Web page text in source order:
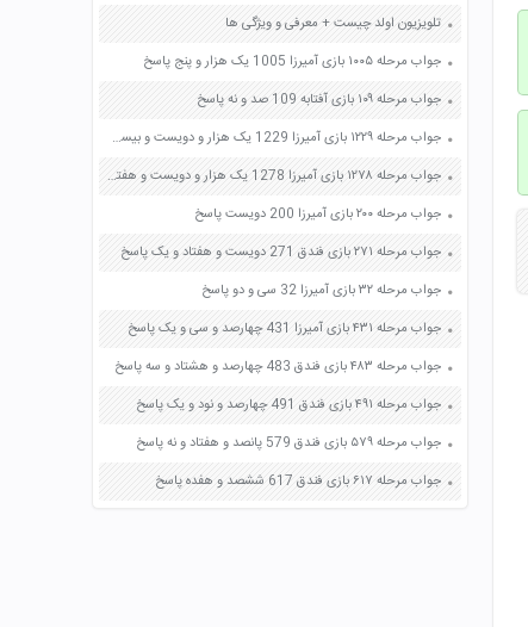
تلویزیون اولد چیست + معرفی و ویژگی ها
جواب مرحله ۱۰۰۵ بازی آمیرزا 1005 یک هزار و پنج پاسخ
جواب مرحله ۱۰۹ بازی آفتابه 109 صد و نه پاسخ
جواب مرحله ۱۲۲۹ بازی آمیرزا 1229 یک هزار و دویست و بیست و نه پاسخ
جواب مرحله ۱۲۷۸ بازی آمیرزا 1278 یک هزار و دویست و هفتاد و هشت پاسخ
جواب مرحله ۲۰۰ بازی آمیرزا 200 دویست پاسخ
جواب مرحله ۲۷۱ بازی فندق 271 دویست و هفتاد و یک پاسخ
جواب مرحله ۳۲ بازی آمیرزا 32 سی و دو پاسخ
جواب مرحله ۴۳۱ بازی آمیرزا 431 چهارصد و سی و یک پاسخ
جواب مرحله ۴۸۳ بازی فندق 483 چهارصد و هشتاد و سه پاسخ
جواب مرحله ۴۹۱ بازی فندق 491 چهارصد و نود و یک پاسخ
جواب مرحله ۵۷۹ بازی فندق 579 پانصد و هفتاد و نه پاسخ
جواب مرحله ۶۱۷ بازی فندق 617 ششصد و هفده پاسخ